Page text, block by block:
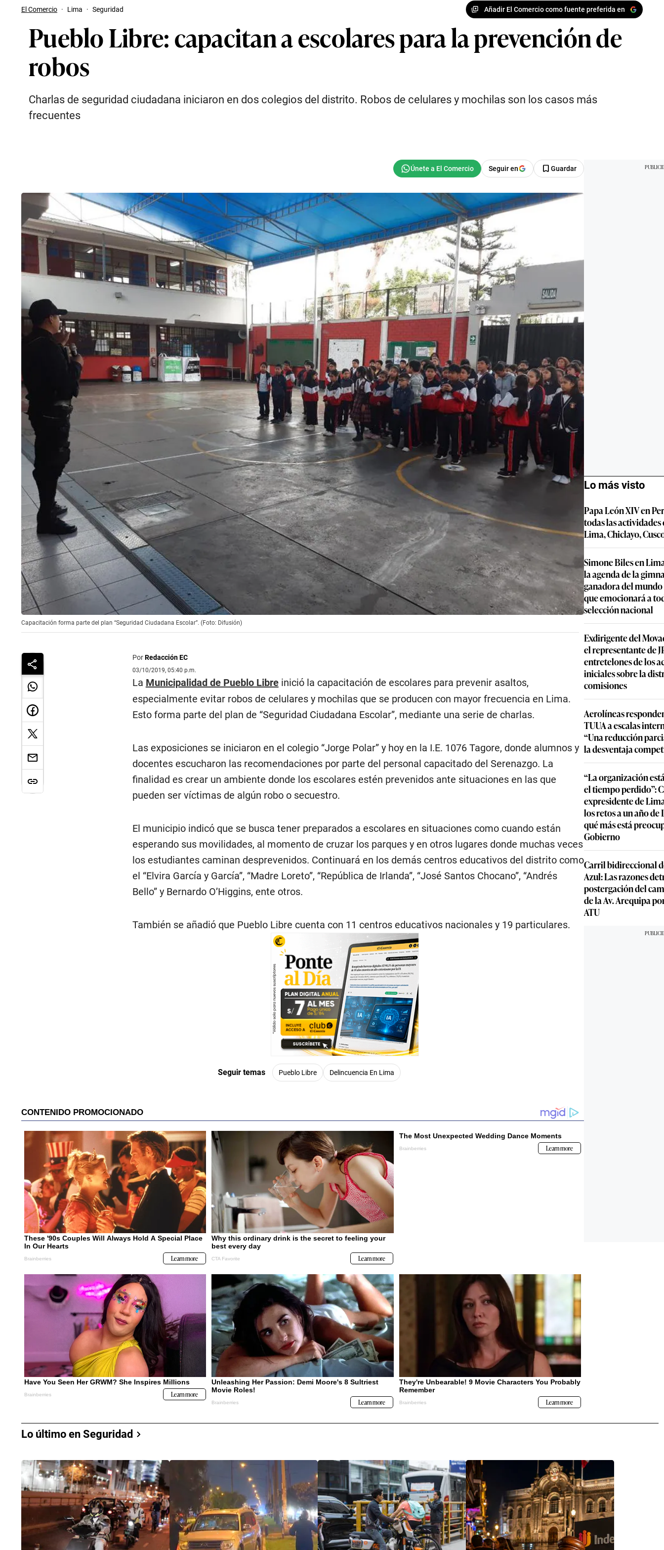
El Comercio · Lima · Seguridad Añadir El Comercio como fuente preferida en
Pueblo Libre: capacitan a escolares para la prevención de
robos
Charlas de seguridad ciudadana iniciaron en dos colegios del distrito. Robos de celulares y mochilas son los casos más
frecuentes
Seguir en Guardar
Capacitación forma parte del plan “Seguridad Ciudadana Escolar”. (Foto: Difusión)
PorRedacción EC
03/10/2019, 05:40 p.m.
La Municipalidad de Pueblo Libreinició la capacitación de escolares para prevenir asaltos,
especialmente evitar robos de celulares y mochilas que se producen con mayor frecuencia en Lima.
Esto forma parte del plan de “Seguridad Ciudadana Escolar”, mediante una serie de charlas.
Las exposiciones se iniciaron en el colegio “Jorge Polar” y hoy en la I.E. 1076 Tagore, donde alumnos y
docentes escucharon las recomendaciones por parte del personal capacitado del Serenazgo. La
finalidad es crear un ambiente donde los escolares estén prevenidos ante situaciones en las que
pueden ser víctimas de algún robo o secuestro.
El municipio indicó que se busca tener preparados a escolares en situaciones como cuando están
esperando sus movilidades, al momento de cruzar los parques y en otros lugares donde muchas veces
los estudiantes caminan desprevenidos. Continuará en los demás centros educativos del distrito como
el “Elvira García y García”, “Madre Loreto”, “República de Irlanda”, “José Santos Chocano”, “Andrés
Bello” y Bernardo O’Higgins, ente otros.
También se añadió que Pueblo Libre cuenta con 11 centros educativos nacionales y 19 particulares.
Seguir temas Pueblo Libre Delincuencia En Lima
Lo más visto
Papa León XIV en
todas las
Lima, Chiclayo,
Simone Biles en
la agenda de la
ganadora del
que emocionará a
selección nacional
Exdirigente del
el representante de
entretelones de los
iniciales sobre la
comisiones
Aerolíneas
TUUA a escalas
“Una reducción
la desventaja
“La organización
el tiempo perdido”:
expresidente de
los retos a un año de
qué más está
Gobierno
Carril bidireccional
Azul: Las razones
postergación del
de la Av. Arequipa
ATU
Lo último en Seguridad